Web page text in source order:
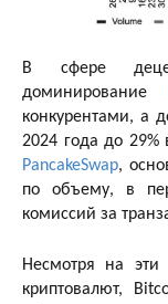
В сфере
доминирование
конкурентами, а
2024 года до 29%
PancakeSwap,
по объему, в
комиссий за
Несмотря на
криптовалют,